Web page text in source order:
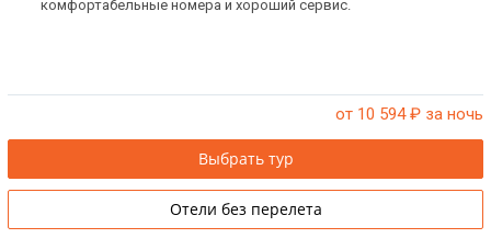
комфортабельные номера и хороший сервис.
от 10 594₽ за ночь
Выбрать тур
Отели без перелета